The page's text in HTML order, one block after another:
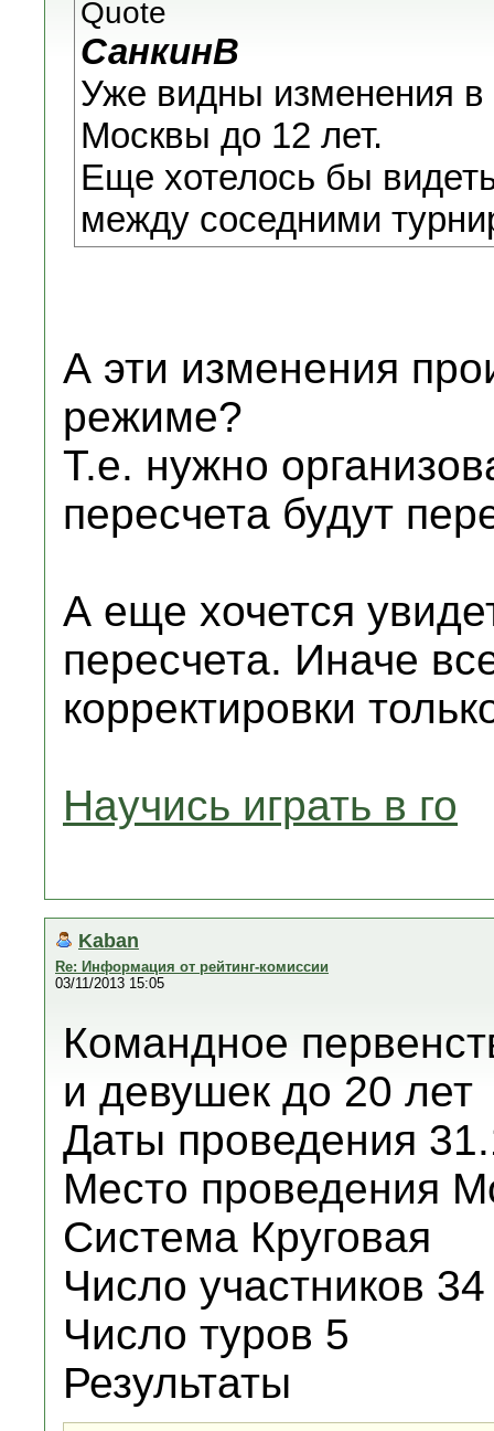
Quote
СанкинB
Уже видны изменения
Москвы до 12 лет.
Еще хотелось бы
между соседними
А эти изменения
режиме?
Т.е. нужно
пересчета будут
А еще хочется
пересчета. Иначе
корректировки
Научись играть в го
Kaban
Re: Информация от рейтинг-комиссии
03/11/2013 15:05
Командное
и девушек до 20 лет
Даты проведения
Место проведения
Система Круговая
Число участников 34
Число туров 5
Результаты